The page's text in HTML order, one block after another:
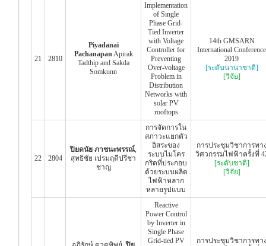
21 2810
Piyadanai
Pachanapan Apirak
Tadthip and Sakda
Somkunn
Implementation
of Single
Phase Grid-
Tied Inverter
with Voltage
Controller for
Preventing
Over-voltage
Problem in
Distribution
Networks with
solar PV
rooftops
14th GMSARN
International Conference
2019
[ระดับนานาชาติ]
[วิจัย]
22 2804
ปิยดนัย ภาชนะพรรณ์
สุทธิชัย เปรมฤดีปรีชา
ชาญ
การจัดการใน
สภาวะแยกตัว
อิสระของ
ระบบไมโคร
กริดที่ประกอบ
ด้วยระบบผลิต
ไฟฟ้าหลาก
หลายรูปแบบ
การประชุมวิชาการทา
วิศวกรรมไฟฟ้าครั้งที่
[ระดับชาติ]
[วิจัย]
Reactive
Power Control
by Inverter in
Single Phase
Grid-tied PV
การประชุมวิชาการทา